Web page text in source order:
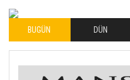
BUGÜN DÜN